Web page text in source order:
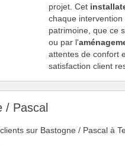
projet. Cet
chaque
patrimoine, que ce
ou par l'
attentes de confort
satisfaction client
/ Pascal
sur Bastogne / Pascal à